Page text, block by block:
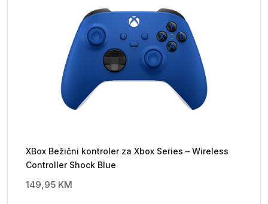
XBox Bežični kontroler za Xbox Series – Wireless
Controller Shock Blue
149,95 KM